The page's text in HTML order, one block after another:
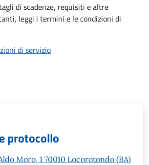
di scadenze, requisiti e altre
leggi i termini e le condizioni di
di servizio
protocollo
Moro, 1 70010 Locorotondo (BA)